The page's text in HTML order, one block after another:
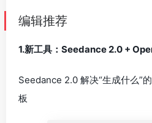
编辑推荐
1.新工具：Seedance 2.0 +
Seedance 2.0 解决“生成什么”
板